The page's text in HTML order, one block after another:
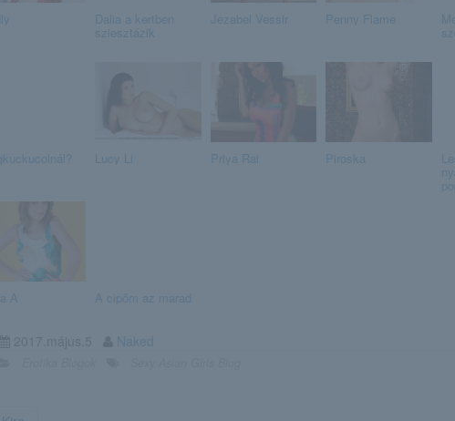
Dalia a kertben
sziesztázik
Jezabel Vessir Penny Flame
Lucy Li Priya Rai Piroska
A A cipőm az marad
Naked